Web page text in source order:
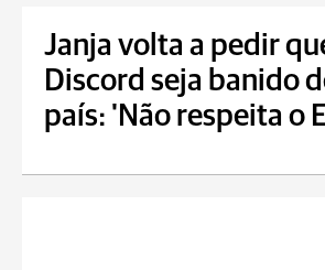
Janja volta a pedir
Discord seja banido
país: 'Não respeita o